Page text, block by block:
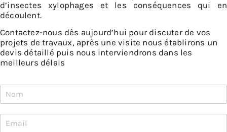
d’insectes xylophages et les conséquences qui en
découlent.
Contactez-nous dès aujourd’hui pour discuter de vos
projets de travaux, après une visite nous établirons un
devis détaillé puis nous interviendrons dans les
meilleurs délais